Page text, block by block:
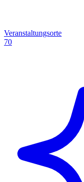
Veranstaltungsorte
70